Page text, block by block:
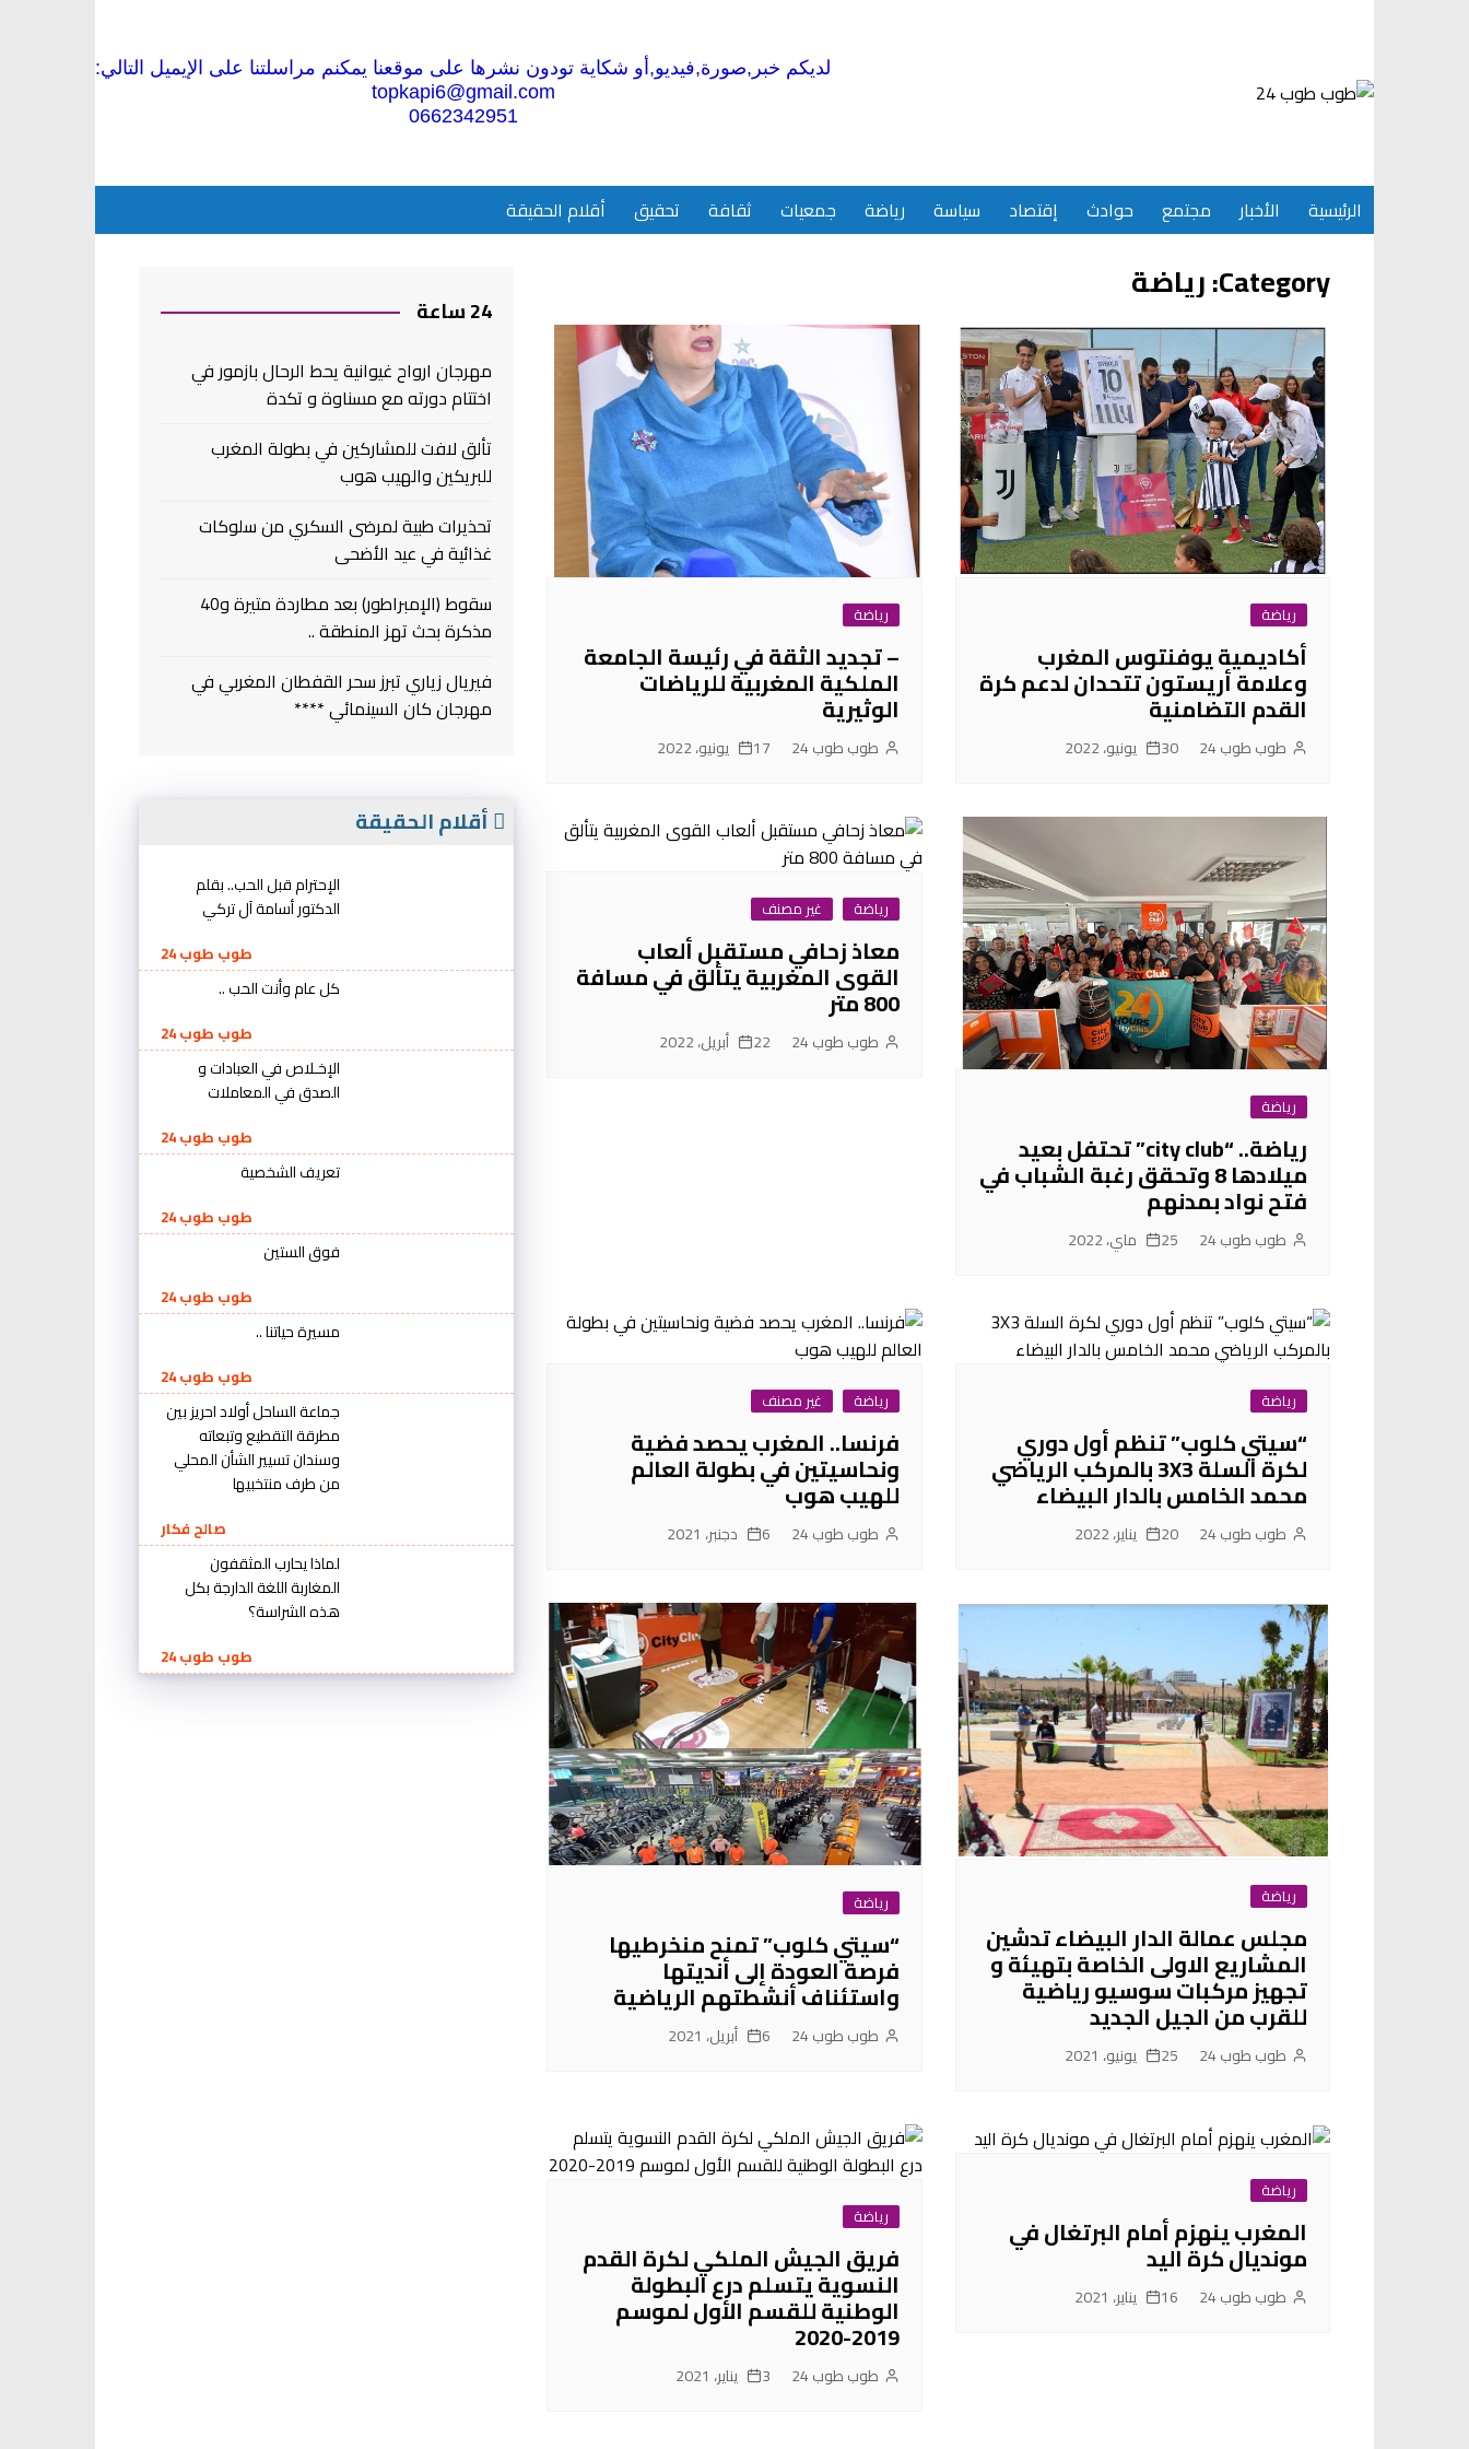
لديكم خبر,صورة,فيديو,أو شكاية تودون نشرها على موقعنا يمكنم مراسلتنا على الإيميل التالي:
topkapi6@gmail.com
0662342951
الرئيسية الأخبار مجتمع حوادث إقتصاد سياسة رياضة جمعيات ثقافة تحقيق أقلام الحقيقة
Category: رياضة
رياضة
أكاديمية يوفنتوس المغرب
وعلامة أريستون تتحدان لدعم كرة
القدم التضامنية
طوب طوب 24 30 يونيو، 2022
رياضة
– تجديد الثقة في رئيسة الجامعة
الملكية المغربية للرياضات
الوثيرية
طوب طوب 24 17 يونيو، 2022
رياضة
رياضة.. “city club” تحتفل بعيد
ميلادها 8 وتحقق رغبة الشباب في
فتح نواد بمدنهم
طوب طوب 24 25 ماي، 2022
رياضة غير مصنف
معاذ زحافي مستقبل ألعاب
القوى المغربية يتألق في مسافة
800 متر
طوب طوب 24 22 أبريل، 2022
رياضة
“سيتي كلوب” تنظم أول دوري
لكرة السلة 3X3 بالمركب الرياضي
محمد الخامس بالدار البيضاء
طوب طوب 24 20 يناير، 2022
رياضة غير مصنف
فرنسا.. المغرب يحصد فضية
ونحاسيتين في بطولة العالم
للهيب هوب
طوب طوب 24 6 دجنبر، 2021
رياضة
مجلس عمالة الدار البيضاء تدشين
المشاريع الاولى الخاصة بتهيئة و
تجهيز مركبات سوسيو رياضية
للقرب من الجيل الجديد
طوب طوب 24 25 يونيو، 2021
رياضة
“سيتي كلوب” تمنح منخرطيها
فرصة العودة إلى أنديتها
واستئناف أنشطتهم الرياضية‎
طوب طوب 24 6 أبريل، 2021
رياضة
المغرب ينهزم أمام البرتغال في
مونديال كرة اليد
طوب طوب 24 16 يناير، 2021
رياضة
فريق الجيش الملكي لكرة القدم
النسوية يتسلم درع البطولة
الوطنية للقسم الأول لموسم
2019-2020
طوب طوب 24 3 يناير، 2021
24 ساعة
مهرجان ارواح غيوانية يحط الرحال بازمور في
اختتام دورته مع مسناوة و تكدة
تألق لافت للمشاركين في بطولة المغرب
للبريكين والهيب هوب
تحذيرات طبية لمرضى السكري من سلوكات
غذائية في عيد الأضحى
سقوط (الإمبراطور) بعد مطاردة متيرة و40
مذكرة بحث تهز المنطقة ..
فيريال زياري تبرز سحر القفطان المغربي في
مهرجان كان السينمائي ****
أقلام الحقيقة
الإحترام قبل الحب.. بقلم
الدكتور أسامة آل تركي
طوب طوب 24
كل عام وأنت الحب ..
طوب طوب 24
الإخـلاص في العبادات و
الصدق في المعاملات
طوب طوب 24
تعريف الشخصية
طوب طوب 24
فوق الستين
طوب طوب 24
مسيرة حياتنا ..
طوب طوب 24
جماعة الساحل أولاد احريز بين
مطرقة التقطيع وتبعاته
وسندان تسيير الشأن المحلي
من طرف منتخبيها
صالح فكار
لماذا يحارب المثقفون
المغاربة اللغة الدارجة بكل
هذه الشراسة؟
طوب طوب 24